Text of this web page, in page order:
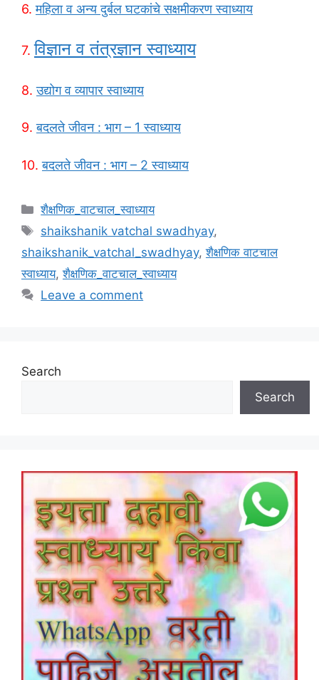
6.महिला व अन्य दुर्बल घटकांचे सक्षमीकरण स्वाध्याय
7.विज्ञान व तंत्रज्ञान स्वाध्याय
8.उद्योग व व्यापार स्वाध्याय
9.बदलते जीवन : भाग – 1 स्वाध्याय
10.बदलते जीवन : भाग – 2 स्वाध्याय
Categories
शैक्षणिक_वाटचाल_स्वाध्याय
Tags
shaikshanik vatchal swadhyay,
shaikshanik_vatchal_swadhyay,शैक्षणिक वाटचाल
स्वाध्याय,शैक्षणिक_वाटचाल_स्वाध्याय
Leave a comment
Search
Search